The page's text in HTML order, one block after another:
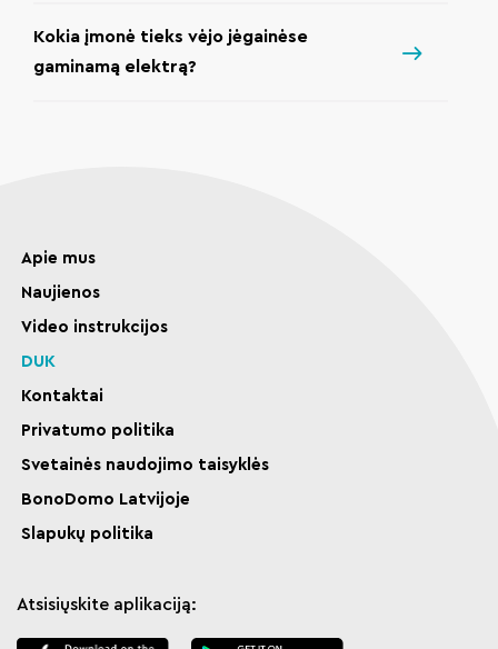
Kokia įmonė tieks vėjo jėgainėse
gaminamą elektrą?
Apie mus
Naujienos
Video instrukcijos
DUK
Kontaktai
Privatumo politika
Svetainės naudojimo taisyklės
BonoDomo Latvijoje
Slapukų politika
Atsisiųskite aplikaciją: